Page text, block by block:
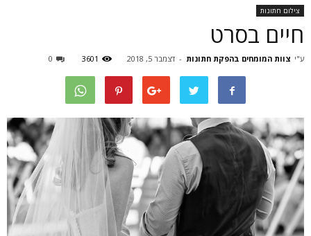
צילום חתונות
חיים בסרט
ע"י צוות המומחים בהפקת חתונות - דצמבר 5, 2018 3601
0